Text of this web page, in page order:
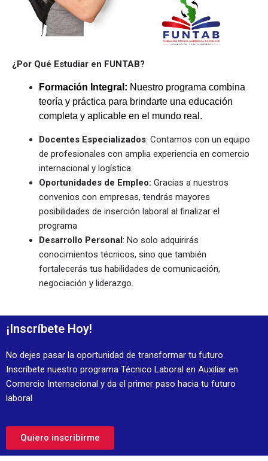
¿Por Qué Estudiar en FUNTAB?
Formación Integral: Nuestro programa combina
teoría y práctica para brindarte una educación
completa y aplicable en el mundo real.
Docentes Especializados: Contamos con un equipo
de profesionales con amplia experiencia en comercio
internacional y logística.
Oportunidades de Empleo: Gracias a nuestros
convenios con empresas, tendrás mayores
posibilidades de inserción laboral al finalizar el
programa
Desarrollo Personal: No solo adquirirás
conocimientos técnicos, sino que también
fortalecerás tus habilidades de comunicación,
negociación y liderazgo.
¡Inscríbete Hoy!
No dejes pasar la oportunidad de transformar tu futuro.
Inscríbete nuestro programa Técnico Laboral en Auxiliar en
Comercio Internacional y da el primer paso hacia tu futuro
laboral
Quiero inscribirme